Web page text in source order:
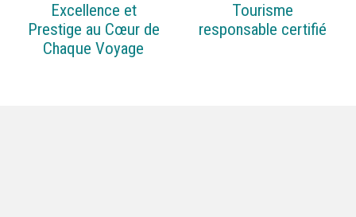
Excellence et
Prestige au Cœur de
Chaque Voyage
Tourisme
responsable certifié